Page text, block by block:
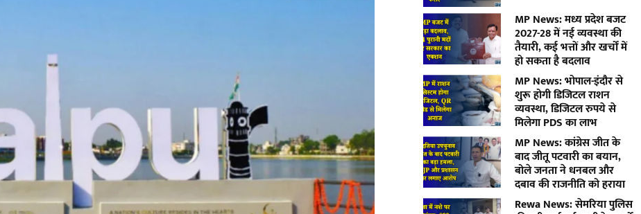
MP News: मध्य प्रदेश बजट
2027-28 में नई व्यवस्था की
तैयारी, कई भत्तों और खर्चों में
हो सकता है बदलाव
MP News: भोपाल-इंदौर से
शुरू होगी डिजिटल राशन
व्यवस्था, डिजिटल रुपये से
मिलेगा PDS का लाभ
MP News: कांग्रेस जीत के
बाद जीतू पटवारी का बयान,
बोले जनता ने धनबल और
दबाव की राजनीति को हराया
Rewa News: सेमरिया पुलिस